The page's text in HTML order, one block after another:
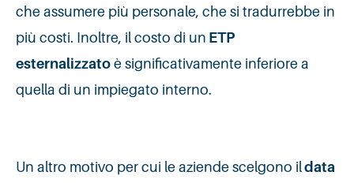
che assumere più personale, che si tradurrebbe in
più costi. Inoltre, il costo di un ETP
esternalizzato è significativamente inferiore a
quella di un impiegato interno.
Un altro motivo per cui le aziende scelgono ildata